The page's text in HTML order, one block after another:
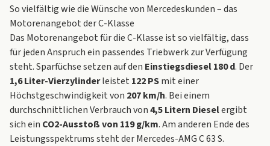
So vielfältig wie die Wünsche von Mercedeskunden – das
Motorenangebot der C-Klasse
Das Motorenangebot für die C-Klasse ist so vielfältig, dass
für jeden Anspruch ein passendes Triebwerk zur Verfügung
steht. Sparfüchse setzen auf den Einstiegsdiesel 180 d. Der
1,6 Liter-Vierzylinderleistet 122 PSmit einer
Höchstgeschwindigkeit von 207 km/h. Bei einem
durchschnittlichen Verbrauch von4,5 Litern Dieselergibt
sich ein CO2-Ausstoß von 119 g/km. Am anderen Ende des
Leistungsspektrums steht der Mercedes-AMG C 63 S.